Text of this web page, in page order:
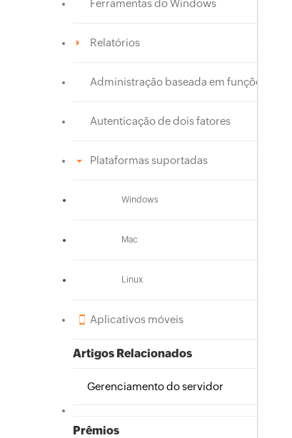
Ferramentas do Windows
Relatórios
Administração baseada em funções
Autenticação de dois fatores
Plataformas suportadas
Windows
Mac
Linux
Aplicativos móveis
Artigos Relacionados
Gerenciamento do servidor
Prêmios